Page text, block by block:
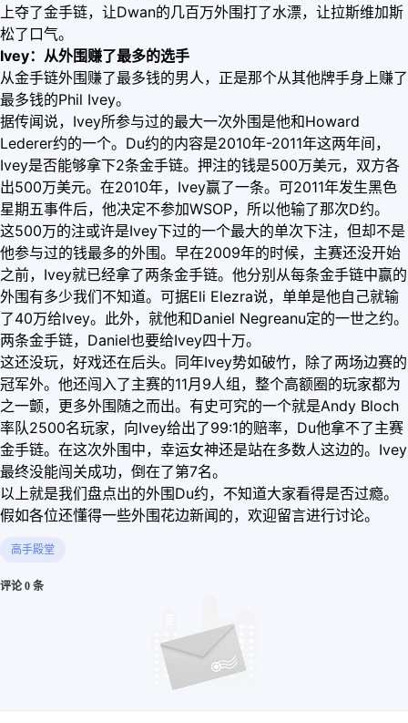
上夺了金手链，让Dwan的几百万外围打了水漂，让拉斯维加斯
松了口气。
Ivey：从外围赚了最多的选手
从金手链外围赚了最多钱的男人，正是那个从其他牌手身上赚了
最多钱的Phil Ivey。
据传闻说，Ivey所参与过的最大一次外围是他和Howard
Lederer约的一个。Du约的内容是2010年-2011年这两年间，
Ivey是否能够拿下2条金手链。押注的钱是500万美元，双方各
出500万美元。在2010年，Ivey赢了一条。可2011年发生黑色
星期五事件后，他决定不参加WSOP，所以他输了那次D约。
这500万的注或许是Ivey下过的一个最大的单次下注，但却不是
他参与过的钱最多的外围。早在2009年的时候，主赛还没开始
之前，Ivey就已经拿了两条金手链。他分别从每条金手链中赢的
外围有多少我们不知道。可据Eli Elezra说，单单是他自己就输
了40万给Ivey。此外，就他和Daniel Negreanu定的一世之约。
两条金手链，Daniel也要给Ivey四十万。
这还没玩，好戏还在后头。同年Ivey势如破竹，除了两场边赛的
冠军外。他还闯入了主赛的11月9人组，整个高额圈的玩家都为
之一颤，更多外围随之而出。有史可究的一个就是Andy Bloch
率队2500名玩家，向Ivey给出了99:1的赔率，Du他拿不了主赛
金手链。在这次外围中，幸运女神还是站在多数人这边的。Ivey
最终没能闯关成功，倒在了第7名。
以上就是我们盘点出的外围Du约，不知道大家看得是否过瘾。
假如各位还懂得一些外围花边新闻的，欢迎留言进行讨论。
高手殿堂
评论 0 条